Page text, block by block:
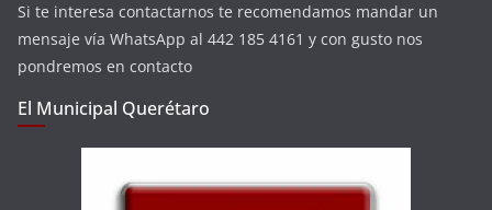
Si te interesa contactarnos te recomendamos mandar un
mensaje vía WhatsApp al 442 185 4161 y con gusto nos
pondremos en contacto
El Municipal Querétaro